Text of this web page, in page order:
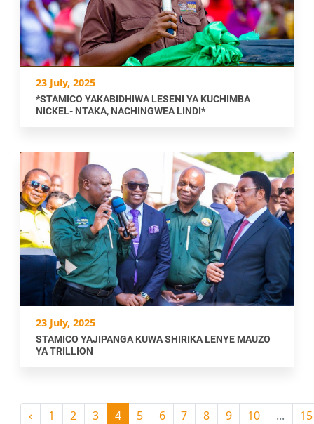
23 July, 2025
*STAMICO YAKABIDHIWA LESENI YA KUCHIMBA
NICKEL- NTAKA, NACHINGWEA LINDI*
23 July, 2025
STAMICO YAJIPANGA KUWA SHIRIKA LENYE MAUZO
YA TRILLION
‹ 1 2 3 4 5 6 7 8 9 10 ... 15